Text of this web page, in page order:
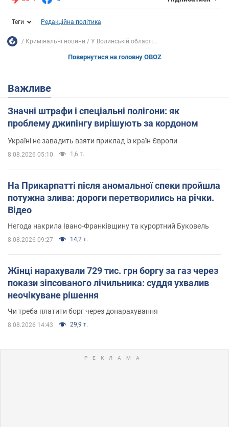
Теги Редакційна політика
Кримінальні новини У Волинській області...
Повернутися на головну OBOZ
Важливе
Значні штрафи і спеціальні полігони: як
проблему джипінгу вирішують за кордоном
Україні не завадить взяти приклад із країн Європи
8.08.2026 05:10 1,6 т.
На Прикарпатті після аномальної спеки пройшла
потужна злива: дороги перетворились на річки.
Відео
Негода накрила Івано-Франківщину та курортний Буковель
8.08.2026 09:27 14,2 т.
Жінці нарахували 729 тис. грн боргу за газ через
покази зіпсованого лічильника: суддя ухвалив
неочікуване рішення
Чи треба платити борг через донарахування
8.08.2026 14:43 29,9 т.